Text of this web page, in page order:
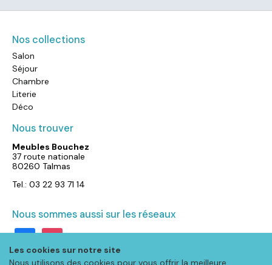
Les cookies sur notre site
Nous utilisons des cookies pour vous offrir la meilleure
Nos collections
Salon
Séjour
Chambre
Literie
Déco
Nous trouver
Meubles Bouchez
37 route nationale
80260 Talmas
Tel.: 03 22 93 71 14
Nous sommes aussi sur les réseaux
facebookinstagram